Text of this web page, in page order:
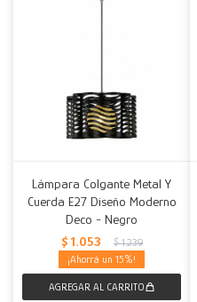
Lámpara Colgante Metal Y
Cuerda E27 Diseño Moderno
Deco - Negro
$ 1.053 $ 1.239
15